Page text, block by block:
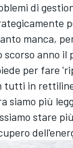
di
manca,
scorso anno
per fare
tutti in
siamo più
stare